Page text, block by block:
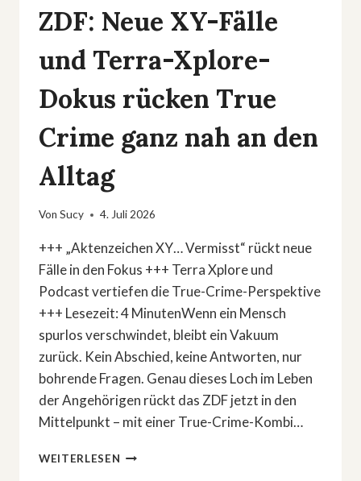
ZDF: Neue XY-Fälle
und Terra-Xplore-
Dokus rücken True
Crime ganz nah an den
Alltag
Von Sucy 4. Juli 2026
+++ „Aktenzeichen XY… Vermisst“ rückt neue
Fälle in den Fokus +++ Terra Xplore und
Podcast vertiefen die True-Crime-Perspektive
+++ Lesezeit: 4 MinutenWenn ein Mensch
spurlos verschwindet, bleibt ein Vakuum
zurück. Kein Abschied, keine Antworten, nur
bohrende Fragen. Genau dieses Loch im Leben
der Angehörigen rückt das ZDF jetzt in den
Mittelpunkt – mit einer True-Crime-Kombi…
WEITERLESEN VERMISSTEN-